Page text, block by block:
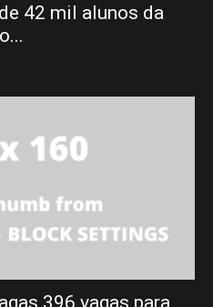
42 mil alunos da